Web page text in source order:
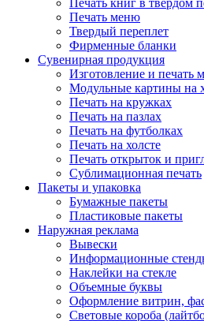
Печать меню
Твердый переплет
Фирменные бланки
Сувенирная продукция
Изготовление и печать
Модульные картины на
Печать на кружках
Печать на пазлах
Печать на футболках
Печать на холсте
Печать открыток и
Сублимационная печать
Пакеты и упаковка
Бумажные пакеты
Пластиковые пакеты
Наружная реклама
Вывески
Информационные
Наклейки на стекле
Объемные буквы
Оформление витрин,
Световые короба